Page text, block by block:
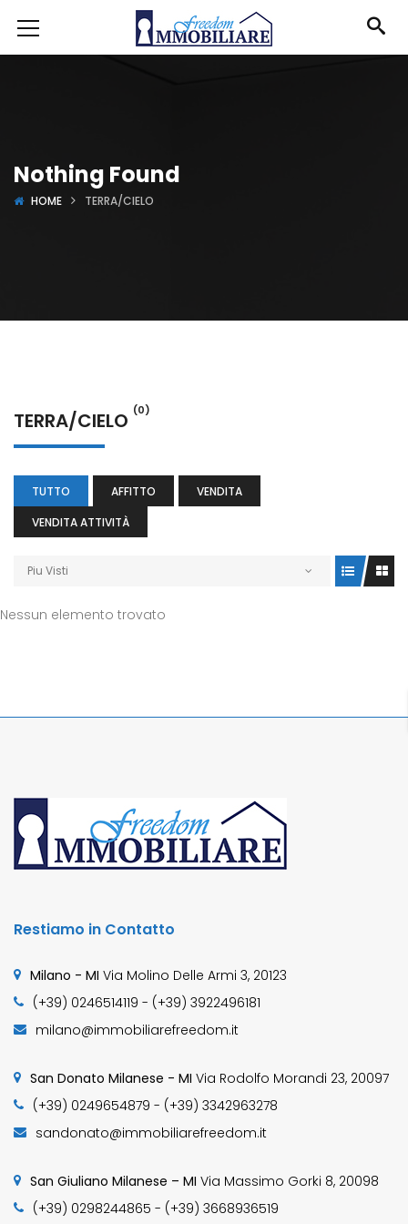
Nothing Found
HOME TERRA/CIELO
TERRA/CIELO (0)
TUTTO AFFITTO
VENDITA
VENDITA ATTIVITÀ
Piu Visti
Nessun elemento trovato
Restiamo in Contatto
Milano - MI Via Molino Delle Armi 3, 20123
(+39) 0246514119 - (+39) 3922496181
milano@immobiliarefreedom.it
San Donato Milanese - MI Via Rodolfo Morandi 23, 20097
(+39) 0249654879 - (+39) 3342963278
sandonato@immobiliarefreedom.it
San Giuliano Milanese – MI Via Massimo Gorki 8, 20098
(+39) 0298244865 - (+39) 3668936519